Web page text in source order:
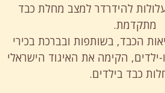
להידרדר למצב מחלת כבד
מתקדמת.
הכבד, בשותפות ובברכת בכירי
ילדים, הקימה את האיגוד הישראלי
כבד בילדים.